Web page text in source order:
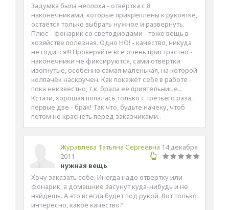
Задумка была неплоха - отвёртка с 8
наконечниками, которые прикреплены к рукоятке,
остаётся только выбрать нужное и развернуть.
Плюс - фонарик со светодиодами - тоже вещь в
хозяйстве полезная. Одно НО! - качество, никуда
не годится!!! Проверяйте всё очень пристрастно -
наконечники не фиксируются, сами отвёртки
изогнутые, особенно самая маленькая, на которой
колпачёк наскручен. Как покажет себя в работе -
пока неизвестно, т.к. брала её приятельнице...
Кстати, хорошая попалась только с третьего раза,
первые две - брак! Так что, будьте начеку, чтоб
потом не краснеть перед заказчиками..
Журавлева Татьяна Сергеевна 14 декабря
2011
нужная вещь
Хочу заказать себе. Иногда надо отвертку или
фонарик, а домашние засунут куда-нибудь и не
найдешь. А это всегда будет под рукой. Вот только
интересно, какое качество?